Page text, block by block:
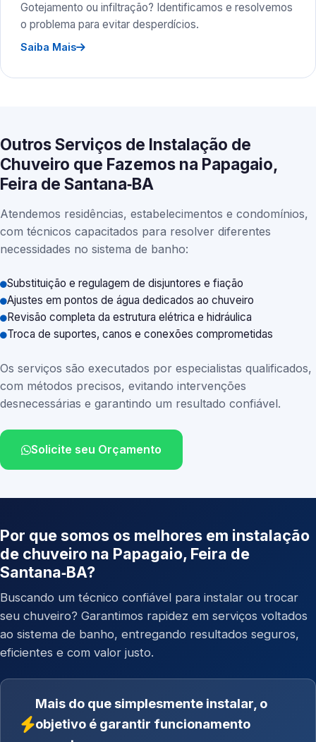
Gotejamento ou infiltração? Identificamos e resolvemos
o problema para evitar desperdícios.
Saiba Mais
Outros Serviços de Instalação de
Chuveiro que Fazemos na Papagaio,
Feira de Santana‑BA
Atendemos residências, estabelecimentos e condomínios,
com técnicos capacitados para resolver diferentes
necessidades no sistema de banho:
Substituição e regulagem de disjuntores e fiação
Ajustes em pontos de água dedicados ao chuveiro
Revisão completa da estrutura elétrica e hidráulica
Troca de suportes, canos e conexões comprometidas
Os serviços são executados por especialistas qualificados,
com métodos precisos, evitando intervenções
desnecessárias e garantindo um resultado confiável.
Solicite seu Orçamento
Por que somos os melhores em instalação
de chuveiro na Papagaio, Feira de
Santana‑BA?
Buscando um técnico confiável para instalar ou trocar
seu chuveiro? Garantimos rapidez em serviços voltados
ao sistema de banho, entregando resultados seguros,
eficientes e com valor justo.
Mais do que simplesmente instalar, o
objetivo é garantir funcionamento